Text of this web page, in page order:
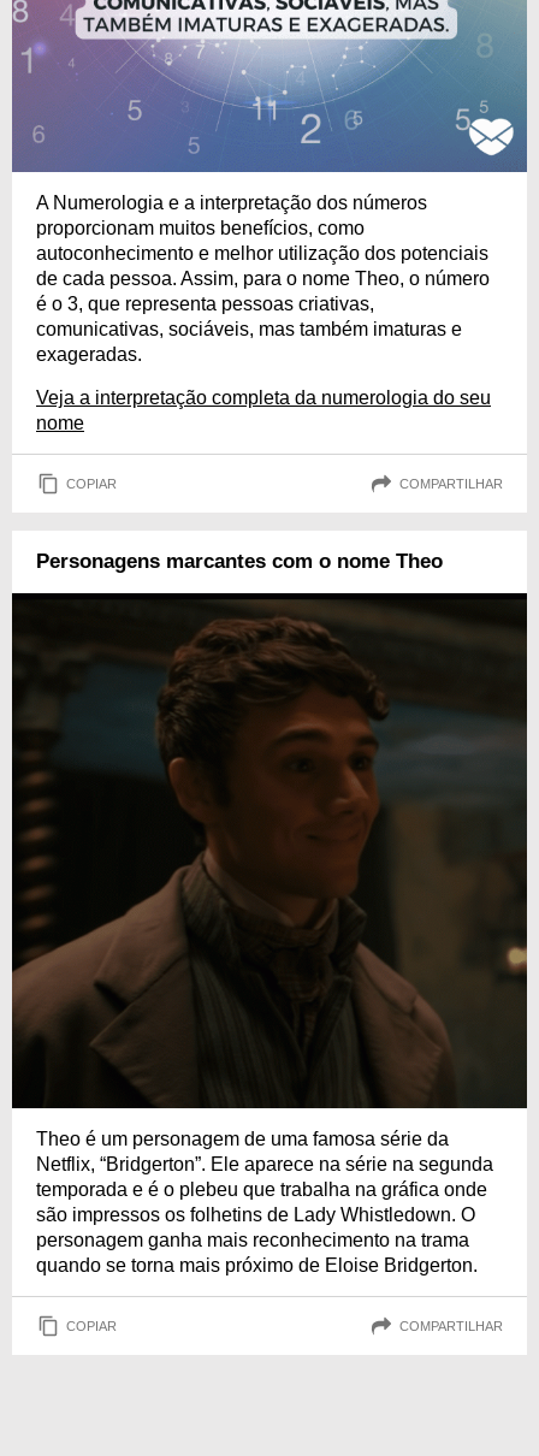
A Numerologia e a interpretação dos números
proporcionam muitos benefícios, como
autoconhecimento e melhor utilização dos potenciais
de cada pessoa. Assim, para o nome Theo, o número
é o 3, que representa pessoas criativas,
comunicativas, sociáveis, mas também imaturas e
exageradas.
Veja a interpretação completa da numerologia do seu
nome
COPIAR COMPARTILHAR
Personagens marcantes com o nome Theo
Theo é um personagem de uma famosa série da
Netflix, “Bridgerton”. Ele aparece na série na segunda
temporada e é o plebeu que trabalha na gráfica onde
são impressos os folhetins de Lady Whistledown. O
personagem ganha mais reconhecimento na trama
quando se torna mais próximo de Eloise Bridgerton.
COPIAR COMPARTILHAR